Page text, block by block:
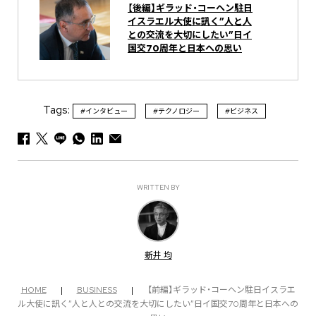
【後編】ギラッド・コーヘン駐日
イスラエル大使に訊く”人と人
との交流を大切にしたい”日イ
国交70周年と日本への思い
Tags: #インタビュー #テクノロジー #ビジネス
WRITTEN BY
新井 均
HOME | BUSINESS |
【前編】ギラッド・コーヘン駐日イスラエ
ル大使に訊く”人と人との交流を大切にしたい”日イ国交70周年と日本への